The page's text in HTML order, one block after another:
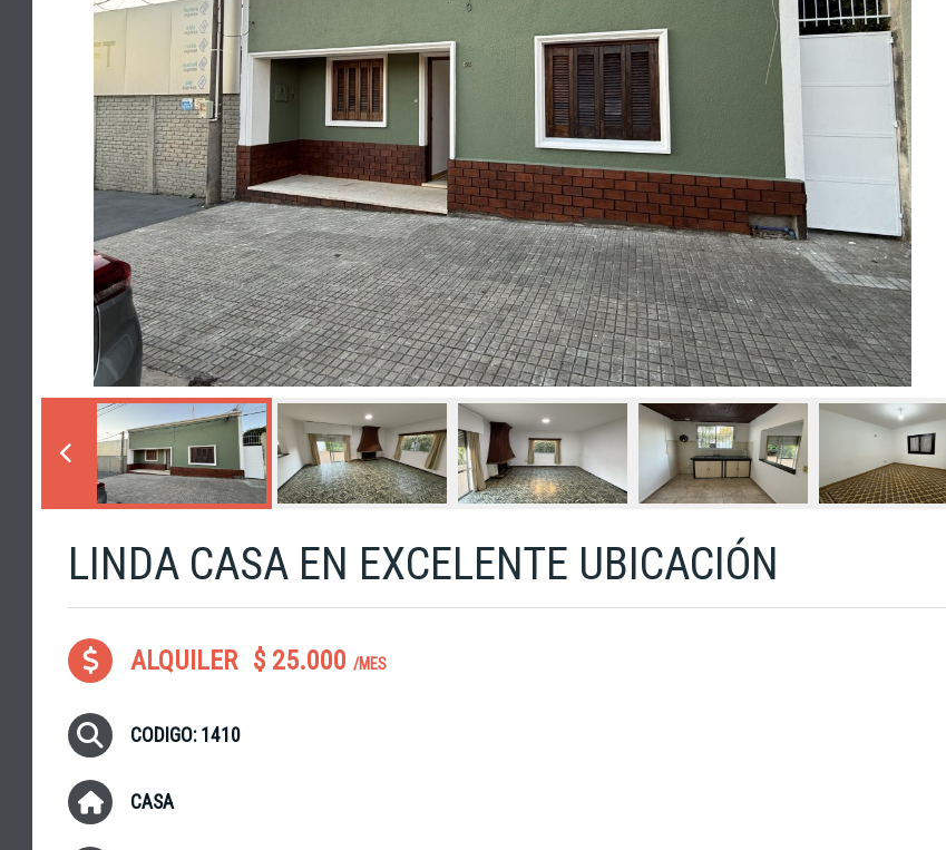
LINDA CASA EN EXCELENTE UBICACIÓN
ALQUILER $ 25.000 /MES
CODIGO: 1410
CASA